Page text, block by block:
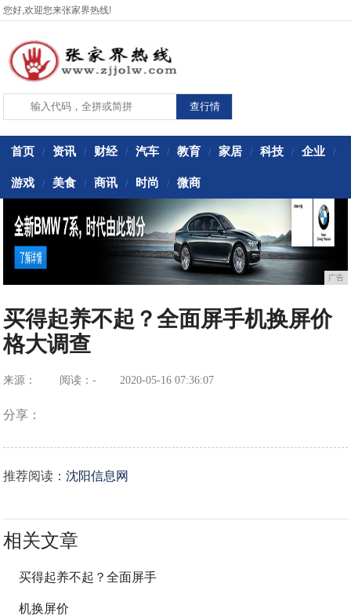
您好,欢迎您来张家界热线!
首页 / 资讯 / 财经 / 汽车 / 教育 / 家居 / 科技 / 企业 /
游戏 / 美食 / 商讯 / 时尚 / 微商
广告
买得起养不起？全面屏手机换屏价
格大调查
来源： 阅读：- 2020-05-16 07:36:07
分享：
推荐阅读：沈阳信息网
相关文章
买得起养不起？全面屏手
机换屏价